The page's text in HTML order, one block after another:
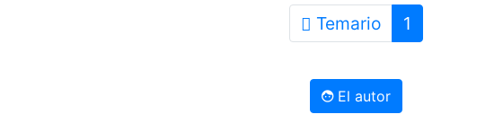
Temario 1
El autor